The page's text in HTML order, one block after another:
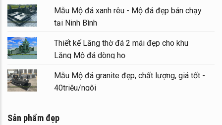
Mẫu Mộ đá xanh rêu - Mộ đá đẹp bán chạy
tại Ninh Bình
Thiết kế Lăng thờ đá 2 mái đẹp cho khu
Lăng Mộ đá dòng họ
Mẫu Mộ đá granite đẹp, chất lượng, giá tốt -
40triệu/ngôi
Sản phẩm đẹp